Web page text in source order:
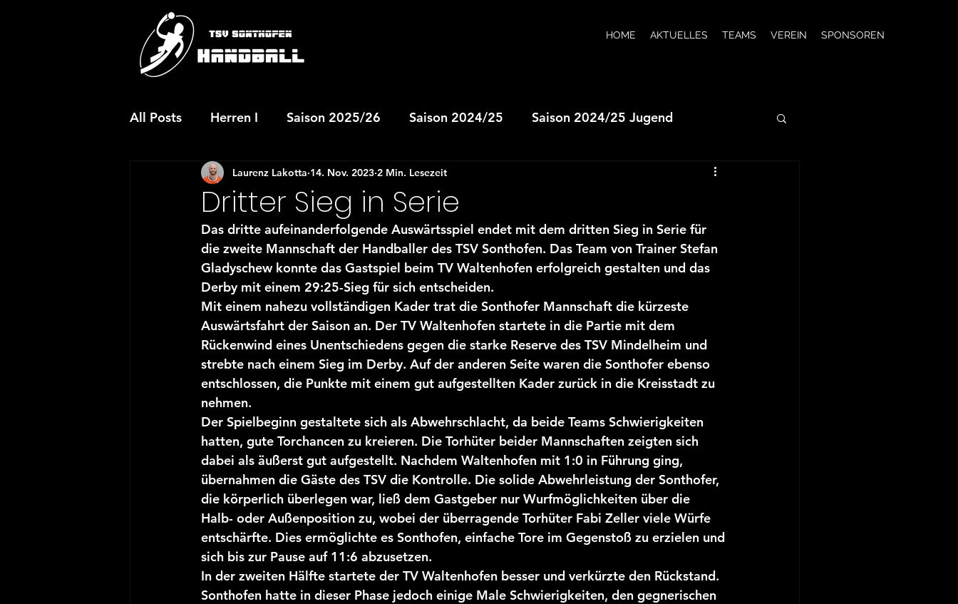
HOME AKTUELLES TEAMS VEREIN SPONSOREN
All Posts Herren I Saison 2025/26 Saison 2024/25 Saison 2024/25 Jugend
JSG wA-Jugend JSG mA-Jugend JSG wB-Jugend JSG wC-Jugend
JSG mC-Jugend JSG wD-Jugend JSG mD-Jugend JSG E-Jugend JSG F-Jugend
Aktuelles Vereinsaktionen Herren II Saison 2023/24
JSG D-Jugend Saison 2025/26 Jugend
Dritter Sieg in Serie
Laurenz Lakotta 14. Nov. 2023 2 Min. Lesezeit
Das dritte aufeinanderfolgende Auswärtsspiel endet mit dem dritten Sieg in Serie für
die zweite Mannschaft der Handballer des TSV Sonthofen. Das Team von Trainer Stefan
Gladyschew konnte das Gastspiel beim TV Waltenhofen erfolgreich gestalten und das
Derby mit einem 29:25-Sieg für sich entscheiden.
Mit einem nahezu vollständigen Kader trat die Sonthofer Mannschaft die kürzeste
Auswärtsfahrt der Saison an. Der TV Waltenhofen startete in die Partie mit dem
Rückenwind eines Unentschiedens gegen die starke Reserve des TSV Mindelheim und
strebte nach einem Sieg im Derby. Auf der anderen Seite waren die Sonthofer ebenso
entschlossen, die Punkte mit einem gut aufgestellten Kader zurück in die Kreisstadt zu
nehmen.
Der Spielbeginn gestaltete sich als Abwehrschlacht, da beide Teams Schwierigkeiten
hatten, gute Torchancen zu kreieren. Die Torhüter beider Mannschaften zeigten sich
dabei als äußerst gut aufgestellt. Nachdem Waltenhofen mit 1:0 in Führung ging,
übernahmen die Gäste des TSV die Kontrolle. Die solide Abwehrleistung der Sonthofer,
die körperlich überlegen war, ließ dem Gastgeber nur Wurfmöglichkeiten über die
Halb- oder Außenposition zu, wobei der überragende Torhüter Fabi Zeller viele Würfe
entschärfte. Dies ermöglichte es Sonthofen, einfache Tore im Gegenstoß zu erzielen und
sich bis zur Pause auf 11:6 abzusetzen.
In der zweiten Hälfte startete der TV Waltenhofen besser und verkürzte den Rückstand.
Sonthofen hatte in dieser Phase jedoch einige Male Schwierigkeiten, den gegnerischen